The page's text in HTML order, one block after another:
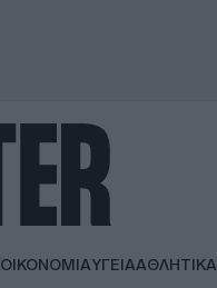
ΟΙΚΟΝΟΜΙΑΥΓΕΙΑΑΘΛΗΤΙΚΑ